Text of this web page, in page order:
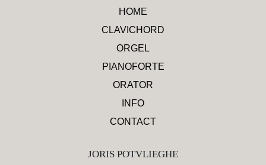
HOME
CLAVICHORD
ORGEL
PIANOFORTE
ORATOR
INFO
CONTACT
JORIS POTVLIEGHE